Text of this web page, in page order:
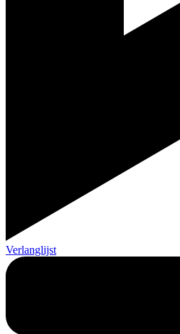
Verlanglijst